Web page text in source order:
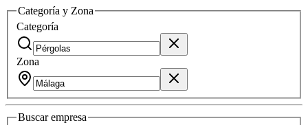
Categoría y Zona
Categoría
Zona
Buscarempresa